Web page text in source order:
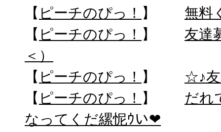
【 ピーチのぴっ！ 】 無料
【 ピーチのぴっ！ 】 友達
＜）
【 ピーチのぴっ！ 】 ☆♪友
【 ピーチのぴっ！ 】 だれ
なってくだ縲怩ｳい❤